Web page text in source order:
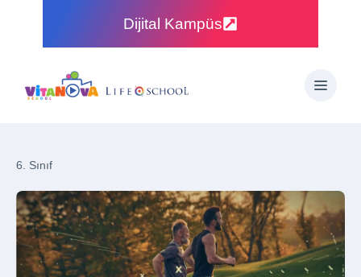
Dijital Kampüs
6. Sınıf